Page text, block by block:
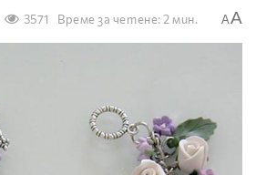
3571 Време за четене: 2 мин. AA